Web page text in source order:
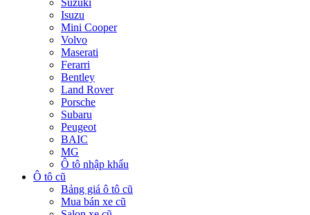
Suzuki
Isuzu
Mini Cooper
Volvo
Maserati
Ferarri
Bentley
Land Rover
Porsche
Subaru
Peugeot
BAIC
MG
Ô tô nhập khẩu
Ô tô cũ
Bảng giá ô tô cũ
Mua bán xe cũ